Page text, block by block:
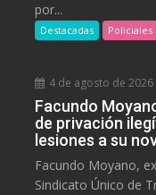
por...
Destacadas Policiales
4 de agosto de 2026
Facundo
de privación
lesiones a su
Facundo Moyano,
Sindicato Único de